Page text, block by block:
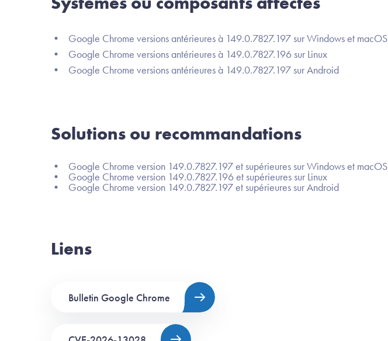
• Google Chrome versions antérieures à 149.0.7827.197 sur Windows et macOS
• Google Chrome versions antérieures à 149.0.7827.196 sur Linux
• Google Chrome versions antérieures à 149.0.7827.197 sur Android
Solutions ou recommandations
• Google Chrome version 149.0.7827.197 et supérieures sur Windows et macOS
• Google Chrome version 149.0.7827.196 et supérieures sur Linux
• Google Chrome version 149.0.7827.197 et supérieures sur Android
Liens
Bulletin Google Chrome